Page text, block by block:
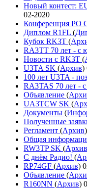
Новый контест:
02-2020
Конференция РО
Диплом R1FL (
Кубок RK3T (
RA3TT 70 лет - с
Новости с RK3T (
U3TA SK (Архив)
100 лет U3TA -
RA3TAS 70 лет -
Объявление (
UA3TCW SK (
Документы (
Полученные
Регламент (Архив)
Общая
RW3TP SK (Архив
С днём Радио! (
RP74GF (Архив)
Объявление (
R160NN (Архив)